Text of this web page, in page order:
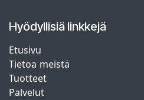
Hyödyllisiä linkkejä
Etusivu
Tietoa meistä
Tuotteet
Palvelut